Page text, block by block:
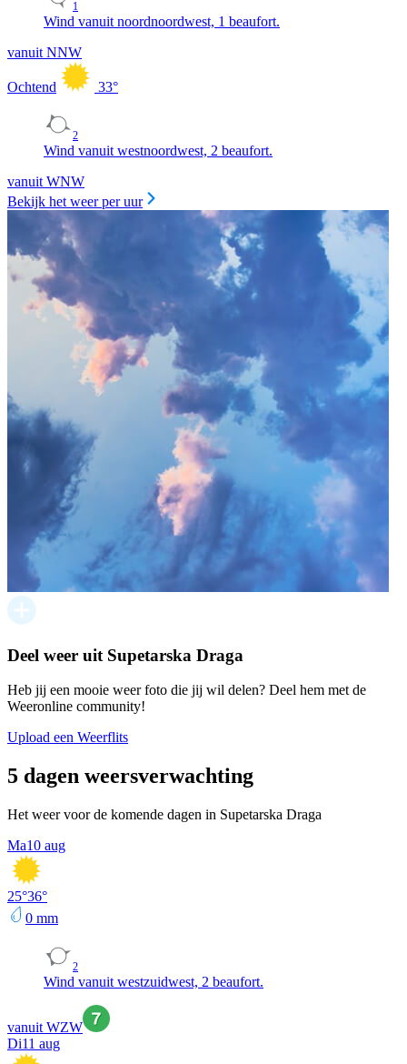
1
Wind vanuit noordnoordwest, 1 beaufort.
vanuit NNW
Ochtend 33°
2
Wind vanuit westnoordwest, 2 beaufort.
vanuit WNW
Bekijk het weer per uur
Deel weer uit Supetarska Draga
Heb jij een mooie weer foto die jij wil delen? Deel hem met de
Weeronline community!
Upload een Weerflits
5 dagen weersverwachting
Het weer voor de komende dagen in Supetarska Draga
Ma10 aug
25°36°
0 mm
2
Wind vanuit westzuidwest, 2 beaufort.
vanuit WZW
Di11 aug